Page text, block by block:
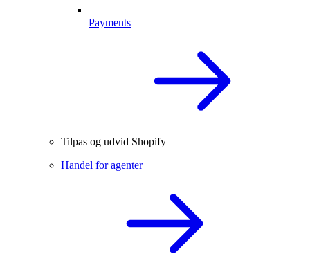
Payments
Tilpas og udvid Shopify
Handel for agenter